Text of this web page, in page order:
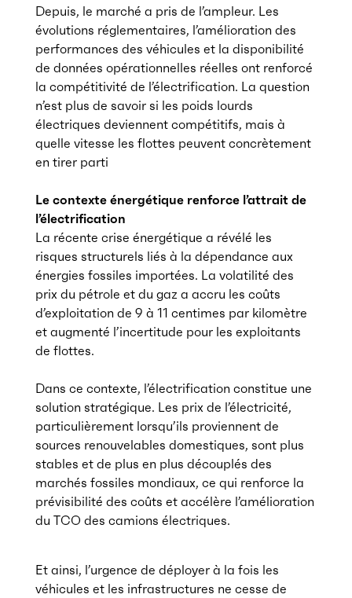
Depuis, le marché a pris de l’ampleur. Les
évolutions réglementaires, l’amélioration des
performances des véhicules et la disponibilité
de données opérationnelles réelles ont renforcé
la compétitivité de l’électrification. La question
n’est plus de savoir si les poids lourds
électriques deviennent compétitifs, mais à
quelle vitesse les flottes peuvent concrètement
en tirer parti
Le contexte énergétique renforce l’attrait de
l’électrification
La récente crise énergétique a révélé les
risques structurels liés à la dépendance aux
énergies fossiles importées. La volatilité des
prix du pétrole et du gaz a accru les coûts
d’exploitation de 9 à 11 centimes par kilomètre
et augmenté l’incertitude pour les exploitants
de flottes.
Dans ce contexte, l’électrification constitue une
solution stratégique. Les prix de l’électricité,
particulièrement lorsqu’ils proviennent de
sources renouvelables domestiques, sont plus
stables et de plus en plus découplés des
marchés fossiles mondiaux, ce qui renforce la
prévisibilité des coûts et accélère l’amélioration
du TCO des camions électriques.
Et ainsi, l’urgence de déployer à la fois les
véhicules et les infrastructures ne cesse de